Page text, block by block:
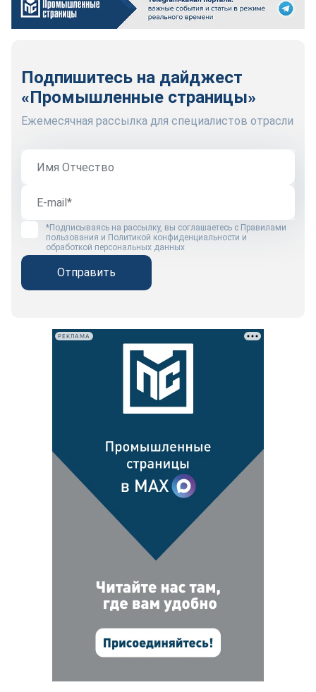
Подпишитесь на дайджест
«Промышленные страницы»
Ежемесячная рассылка для специалистов отрасли
*Подписываясь на рассылку, вы соглашаетесь с Правилами
пользования и Политикой конфиденциальности и
обработкой персональных данных
Отправить
РЕКЛАМА